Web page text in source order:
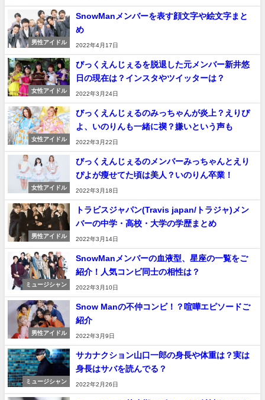
男性アイドル
SnowManメンバーを表す顔文字や絵文字まと
め
2022年4月17日
女性アイドル
びっくえんじぇるを脱退した元メンバー新井悠
日の現在は？インスタやツイッターは？
2022年3月24日
女性アイドル
びっくえんじぇるのみっちゃんが炎上？えりぴ
よ、いのりんも一緒に禊？嫌いという声も
2022年3月22日
女性アイドル
びっくえんじぇるのメンバーみっちゃんとえり
ぴよが瘦せてた頃は美人？いのりん卒業！
2022年3月18日
男性アイドル
トラビスジャパン(Travis japan/トラジャ)メン
バーの中学・高校・大学の学歴まとめ
2022年3月14日
ミュージシャン
SnowManメンバーの血液型、星座の一覧をご
紹介！人気コンビ同士の相性は？
2022年3月10日
男性アイドル
Snow Manの不仲コンビ！？喧嘩エピソードご
紹介
2022年3月9日
ミュージシャン
サカナクション山口一郎の身長や体重は？実は
身長はサバを読んでる？
2022年2月26日